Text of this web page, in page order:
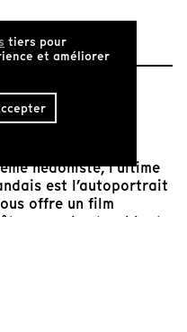
il reste des
mais aussi récit
hédoniste, l’ultime
est l’autoportrait
offre un film
son plus troublant.
tiers pour
et améliorer